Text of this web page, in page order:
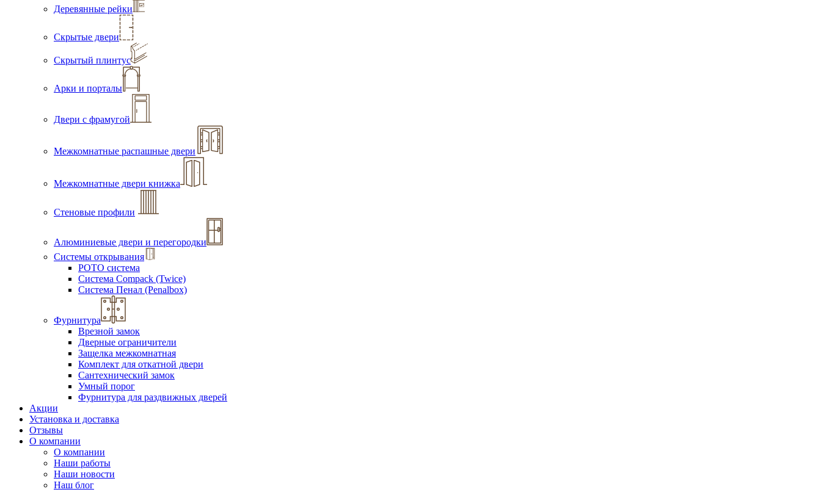
Деревянные рейки
Скрытые двери
Скрытый плинтус
Арки и порталы
Двери с фрамугой
Межкомнатные распашные двери
Межкомнатные двери книжка
Стеновые профили
Алюминиевые двери и перегородки
Системы открывания
РОТО система
Система Compack (Twice)
Система Пенал (Penalbox)
Фурнитура
Врезной замок
Дверные ограничители
Защелка межкомнатная
Комплект для откатной двери
Сантехнический замок
Умный порог
Фурнитура для раздвижных дверей
Акции
Установка и доставка
Отзывы
О компании
О компании
Наши работы
Наши новости
Наш блог